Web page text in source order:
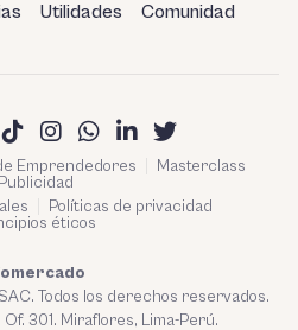
Utilidades Comunidad
Emprendedores
Masterclass
Publicidad
Políticas de privacidad
éticos
Todos los derechos reservados.
301. Miraflores, Lima-Perú.